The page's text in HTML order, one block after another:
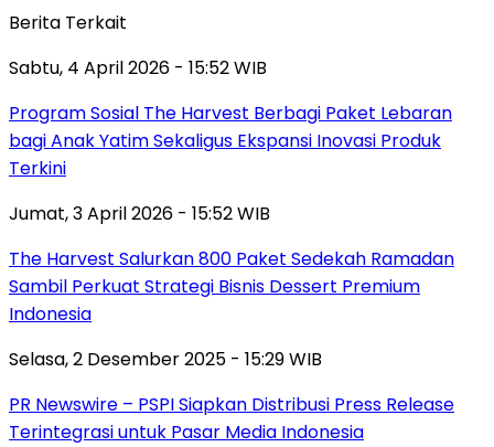
Berita Terkait
Sabtu, 4 April 2026 - 15:52 WIB
Program Sosial The Harvest Berbagi Paket Lebaran
bagi Anak Yatim Sekaligus Ekspansi Inovasi Produk
Terkini
Jumat, 3 April 2026 - 15:52 WIB
The Harvest Salurkan 800 Paket Sedekah Ramadan
Sambil Perkuat Strategi Bisnis Dessert Premium
Indonesia
Selasa, 2 Desember 2025 - 15:29 WIB
PR Newswire – PSPI Siapkan Distribusi Press Release
Terintegrasi untuk Pasar Media Indonesia